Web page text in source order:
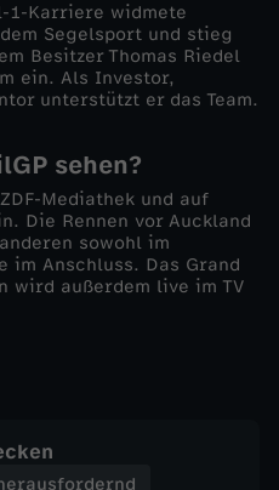
1-Karriere widmete
Segelsport und stieg
Besitzer Thomas Riedel
ein. Als Investor,
unterstützt er das Team.
sehen?
Mediathek und auf
Die Rennen vor Auckland
sowohl im
im Anschluss. Das Grand
wird außerdem live im TV